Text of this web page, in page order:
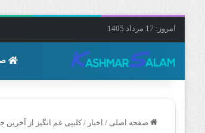
امروز: 17 مرداد 1405
صفحه اصلی / اخبار /کلیپی غم انگیز از